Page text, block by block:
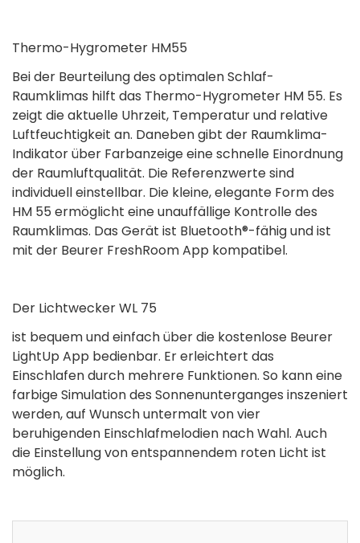
Thermo-Hygrometer HM55
Bei der Beurteilung des optimalen Schlaf-
Raumklimas hilft das Thermo-Hygrometer HM 55. Es
zeigt die aktuelle Uhrzeit, Temperatur und relative
Luftfeuchtigkeit an. Daneben gibt der Raumklima-
Indikator über Farbanzeige eine schnelle Einordnung
der Raumluftqualität. Die Referenzwerte sind
individuell einstellbar. Die kleine, elegante Form des
HM 55 ermöglicht eine unauffällige Kontrolle des
Raumklimas. Das Gerät ist Bluetooth®-fähig und ist
mit der Beurer FreshRoom App kompatibel.
Der Lichtwecker WL 75
ist bequem und einfach über die kostenlose Beurer
LightUp App bedienbar. Er erleichtert das
Einschlafen durch mehrere Funktionen. So kann eine
farbige Simulation des Sonnenunterganges inszeniert
werden, auf Wunsch untermalt von vier
beruhigenden Einschlafmelodien nach Wahl. Auch
die Einstellung von entspannendem roten Licht ist
möglich.